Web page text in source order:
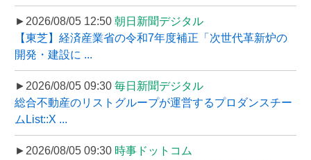
►2026/08/05 12:50 朝日新聞デジタル
【東芝】経済産業省の令和7年度補正「次世代革新炉の
開発・建設に ...
►2026/08/05 09:30 毎日新聞デジタル
総合不動産のリストグループが運営するプロダンスチー
ムList::X ...
►2026/08/05 09:30 時事ドットコム